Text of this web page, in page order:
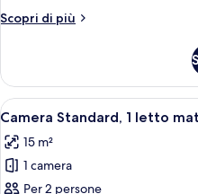
Scopri di più
Altri
Standard
Apri
tutte
le
foto
6
Camera Standard, 1 letto
15 m²
1 camera
Per 2 persone